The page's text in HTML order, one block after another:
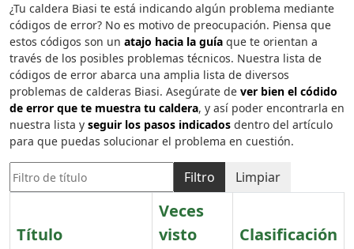
¿Tu caldera Biasi te está indicando algún problema mediante
códigos de error? No es motivo de preocupación. Piensa que
estos códigos son un atajo hacia la guía que te orientan a
través de los posibles problemas técnicos. Nuestra lista de
códigos de error abarca una amplia lista de diversos
problemas de calderas Biasi. Asegúrate de ver bien el códido
de error que te muestra tu caldera, y así poder encontrarla en
nuestra lista y seguir los pasos indicados dentro del artículo
para que puedas solucionar el problema en cuestión.
Filtro de título
Filtro Limpiar
Título
Veces
visto
Clasificación